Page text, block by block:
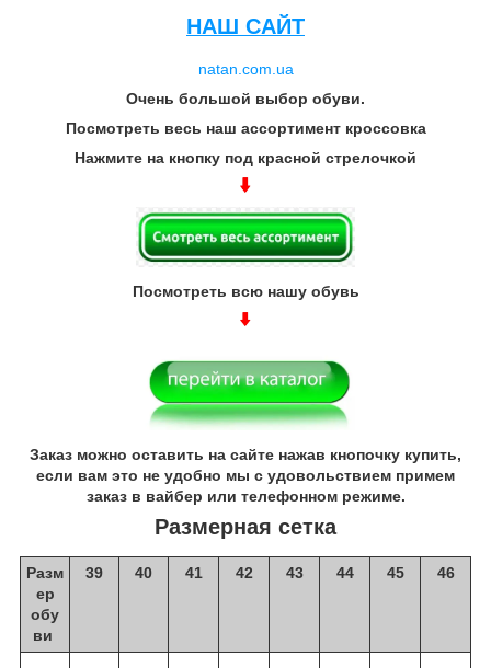
НАШ САЙТ
natan.com.ua
Очень большой выбор обуви.
Посмотреть весь наш ассортимент кроссовка
Нажмите на кнопку под красной стрелочкой
Посмотреть всю нашу обувь
Заказ можно оставить на сайте нажав кнопочку купить,
если вам это не удобно мы с удовольствием примем
заказ в вайбер или телефонном режиме.
Размерная сетка
Разм
ер
обу
ви
39 40 41 42 43 44 45 46